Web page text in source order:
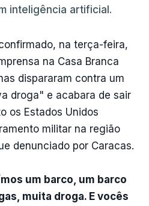
inteligência artificial.
na terça-feira,
na Casa Branca
dispararam contra um
droga" e acabara de sair
os Estados Unidos
militar na região
denunciado por Caracas.
um barco, um barco
muita droga. E vocês